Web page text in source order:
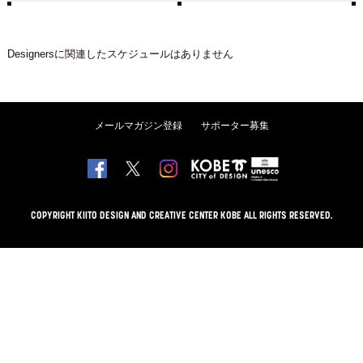
Designersに関連したスケジュールはありません
メールマガジン登録 サポーター募集
COPYRIGHT KIITO DESIGN AND CREATIVE CENTER KOBE ALL RIGHTS RESERVED.